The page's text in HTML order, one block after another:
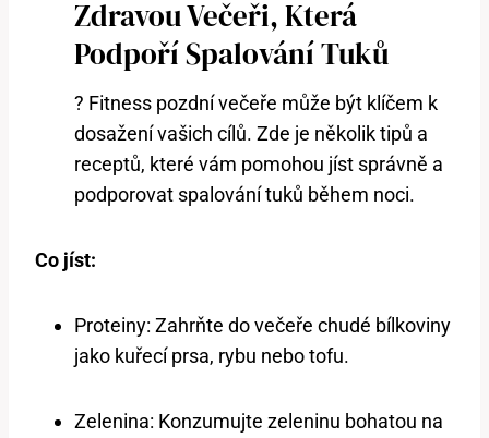
Zdravou Večeři, Která
Podpoří Spalování Tuků
? Fitness pozdní večeře může být klíčem k
dosažení vašich cílů. Zde je několik tipů a
receptů, které vám pomohou jíst správně a
podporovat spalování tuků během noci.
Co jíst:
Proteiny: Zahrňte do večeře chudé bílkoviny
jako kuřecí prsa, rybu nebo tofu.
Zelenina: Konzumujte zeleninu bohatou na